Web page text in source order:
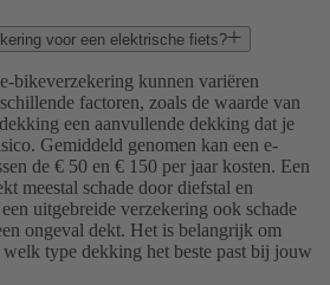
voor een elektrische fiets?
bikeverzekering kunnen variëren
factoren, zoals de waarde van
een aanvullende dekking dat je
Gemiddeld genomen kan een e-
de € 50 en € 150 per jaar kosten. Een
meestal schade door diefstal en
uitgebreide verzekering ook schade
ongeval dekt. Het is belangrijk om
type dekking het beste past bij jouw